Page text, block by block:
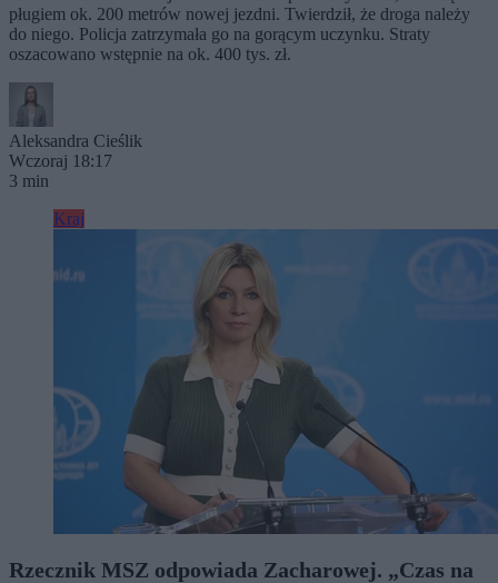
pługiem ok. 200 metrów nowej jezdni. Twierdził, że droga należy
do niego. Policja zatrzymała go na gorącym uczynku. Straty
oszacowano wstępnie na ok. 400 tys. zł.
Aleksandra Cieślik
Wczoraj 18:17
3 min
Kraj
Rzecznik MSZ odpowiada Zacharowej. „Czas na